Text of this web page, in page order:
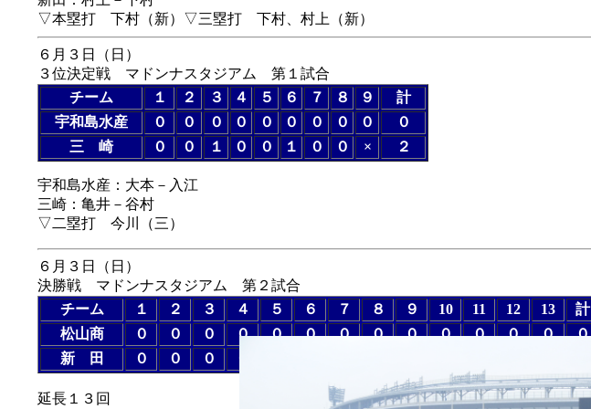
▽本塁打 下村（新）▽三塁打 下村、村上（新）
６月３日（日）
３位決定戦 マドンナスタジアム 第１試合
チーム
１ ２ ３ ４ ５ ６ ７ ８ ９
計
宇和島水産
０ ０ ０ ０ ０ ０ ０ ０ ０
０
三 崎
０ ０ １ ０ ０ １ ０ ０ × ２
宇和島水産：大本－入江
三崎：亀井－谷村
▽二塁打 今川（三）
６月３日（日）
決勝戦 マドンナスタジアム 第２試合
チーム
１ ２ ３ ４ ５ ６ ７ ８ ９ 10 11 12 13
計
松山商
０ ０ ０ ０ ０ ０ ０ ０ ０ ０ ０ ０ ０
０
新 田
０ ０ ０ ０
延長１３回